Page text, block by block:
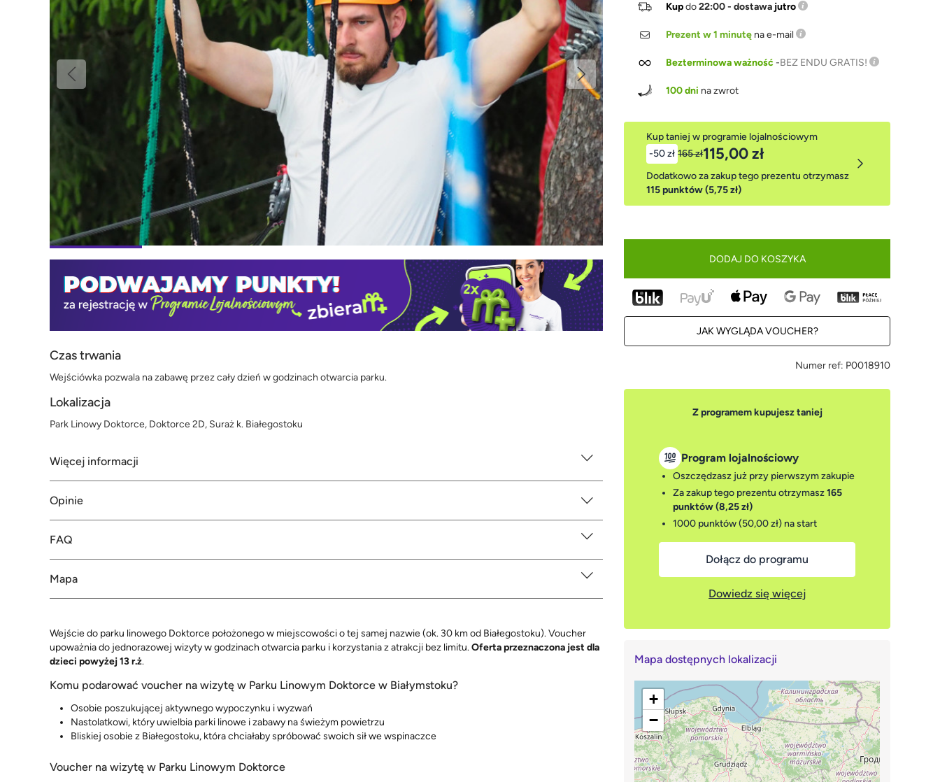
Czas trwania
Wejściówka pozwala na zabawę przez cały dzień w godzinach otwarcia parku.
Lokalizacja
Park Linowy Doktorce, Doktorce 2D, Suraż k. Białegostoku
Więcej informacji
Opinie
FAQ
Mapa
Wejście do parku linowego Doktorce położonego w miejscowości o tej samej nazwie (ok. 30 km od Białegostoku). Voucher
upoważnia do jednorazowej wizyty w godzinach otwarcia parku i korzystania z atrakcji bez limitu.Oferta przeznaczona jest dla
dzieci powyżej 13 r.ż.
Komu podarować voucher na wizytę w Parku Linowym Doktorce w Białymstoku?
Osobie poszukującej aktywnego wypoczynku i wyzwań
Nastolatkowi, który uwielbia parki linowe i zabawy na świeżym powietrzu
Bliskiej osobie z Białegostoku, która chciałaby spróbować swoich sił we wspinaczce
Voucher na wizytę w Parku Linowym Doktorce
Kupdo22:00 - dostawa jutro
Prezent w 1 minutę na e-mail
Bezterminowa ważność-BEZ ENDU GRATIS!
100 dni na zwrot
Kup taniej w programie lojalnościowym
-50 zł 165 zł115,00 zł
Dodatkowo za zakup tego prezentu otrzymasz
115 punktów (5,75 zł)
DODAJ DO KOSZYKA
JAK WYGLĄDA VOUCHER?
Numer ref: P0018910
Z programem kupujesz taniej
Program lojalnościowy
Oszczędzasz już przy pierwszym zakupie
Za zakup tego prezentu otrzymasz165
punktów (8,25 zł)
1000 punktów (50,00 zł) na start
Dołącz do programu
Dowiedz się więcej
Mapa dostępnych lokalizacji
+
−